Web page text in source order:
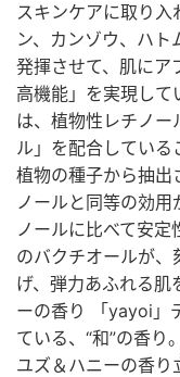
スキンケアに取り入
ン、カンゾウ、ハ
発揮させて、肌にア
高機能」を実現して
は、植物性レチノー
ル」を配合している
植物の種子から抽出
ノールと同等の効
ノールに比べて安定
のバクチオールが、
げ、弾力あふれる肌
ーの香り 「yayoi」
ている、“和”の香り
ユズ＆ハニーの香り